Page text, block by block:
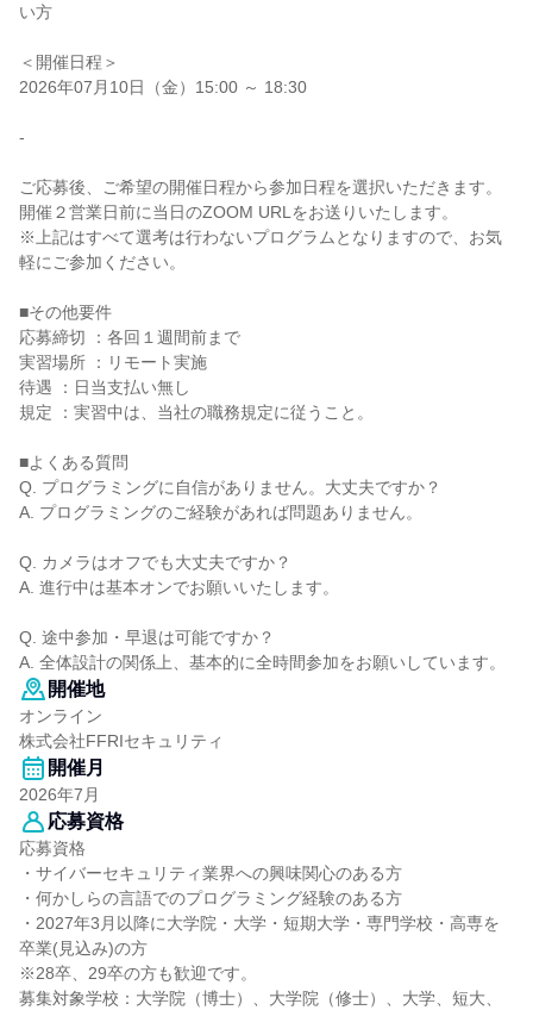
い方
＜開催日程＞
2026年07月10日（金）15:00 ～ 18:30
-
ご応募後、ご希望の開催日程から参加日程を選択いただきます。
開催２営業日前に当日のZOOM URLをお送りいたします。
※上記はすべて選考は行わないプログラムとなりますので、お気
軽にご参加ください。
■その他要件
応募締切 ：各回１週間前まで
実習場所 ：リモート実施
待遇 ：日当支払い無し
規定 ：実習中は、当社の職務規定に従うこと。
■よくある質問
Q. プログラミングに自信がありません。大丈夫ですか？
A. プログラミングのご経験があれば問題ありません。
Q. カメラはオフでも大丈夫ですか？
A. 進行中は基本オンでお願いいたします。
Q. 途中参加・早退は可能ですか？
A. 全体設計の関係上、基本的に全時間参加をお願いしています。
開催地
オンライン
株式会社FFRIセキュリティ
開催月
2026年7月
応募資格
応募資格
・サイバーセキュリティ業界への興味関心のある方
・何かしらの言語でのプログラミング経験のある方
・2027年3月以降に大学院・大学・短期大学・専門学校・高専を
卒業(見込み)の方
※28卒、29卒の方も歓迎です。
募集対象学校：大学院（博士）、大学院（修士）、大学、短大、